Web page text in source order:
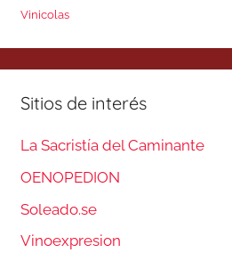
Vinicolas
Sitios de interés
La Sacristía del Caminante
OENOPEDION
Soleado.se
Vinoexpresion